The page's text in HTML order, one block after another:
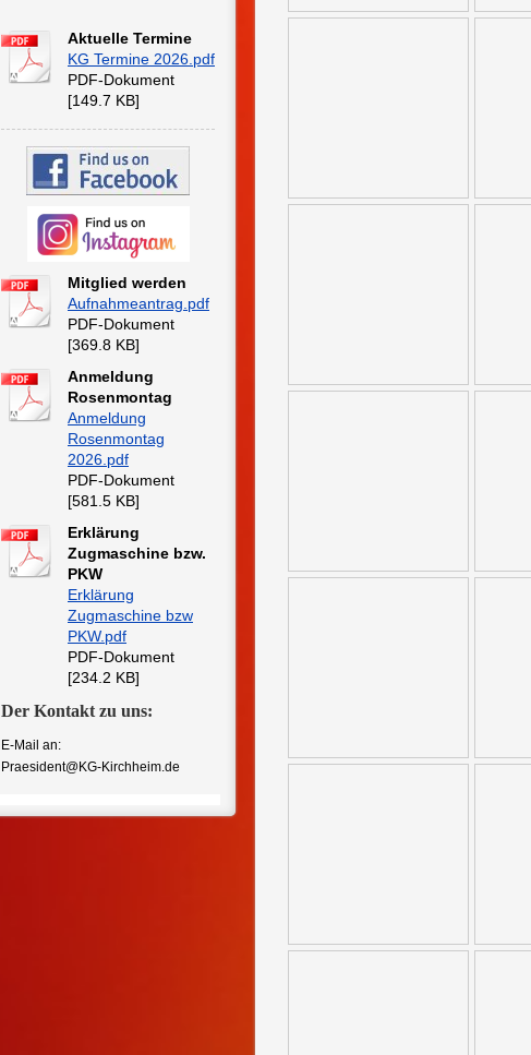
Aktuelle Termine
KG Termine 2026.pdf
PDF-Dokument
[149.7 KB]
Mitglied werden
Aufnahmeantrag.pdf
PDF-Dokument
[369.8 KB]
Anmeldung
Rosenmontag
Anmeldung
Rosenmontag
2026.pdf
PDF-Dokument
[581.5 KB]
Erklärung
Zugmaschine bzw.
PKW
Erklärung
Zugmaschine bzw
PKW.pdf
PDF-Dokument
[234.2 KB]
Der Kontakt zu uns:
E-Mail an:
Praesident@KG-Kirchheim.de